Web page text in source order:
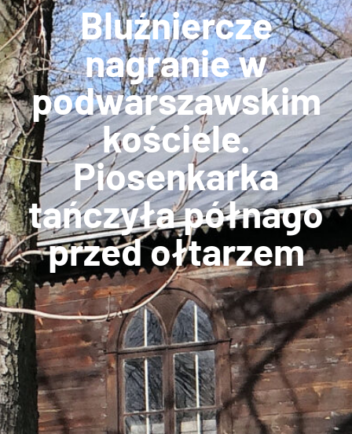
Bluźniercze
nagranie w
podwarszawskim
kościele.
Piosenkarka
tańczyła półnago
przed ołtarzem